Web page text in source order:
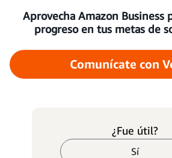
Aprovecha Amazon Business
progreso en tus metas de
Comunícate con
¿Fue útil?
Sí